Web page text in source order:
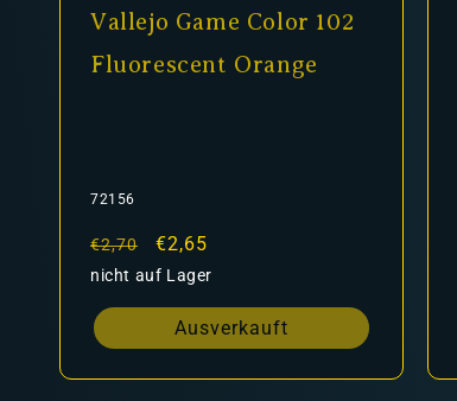
Vallejo Game Color 102
Fluorescent Orange
72156
Normaler
Preis
€2,70 Verkaufspreis
€2,65
nicht auf Lager
Ausverkauft